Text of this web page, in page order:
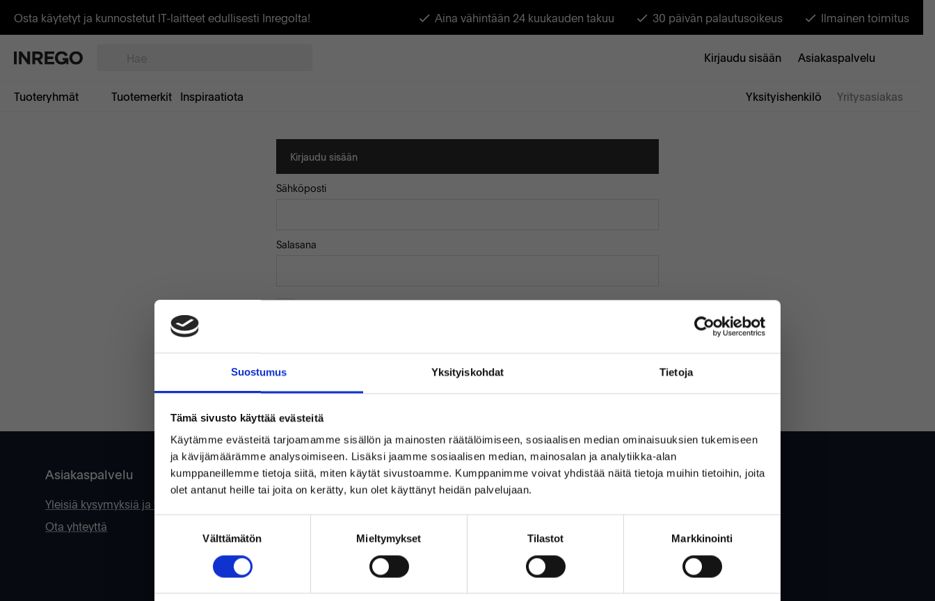
Suostumus Yksityiskohdat Tietoja
Tämä sivusto käyttää evästeitä
Käytämme evästeitä tarjoamamme sisällön ja mainosten räätälöimiseen, sosiaalisen median ominaisuuksien tukemiseen
ja kävijämäärämme analysoimiseen. Lisäksi jaamme sosiaalisen median, mainosalan ja analytiikka-alan
kumppaneillemme tietoja siitä, miten käytät sivustoamme. Kumppanimme voivat yhdistää näitä tietoja muihin tietoihin, joita
olet antanut heille tai joita on kerätty, kun olet käyttänyt heidän palvelujaan.
Välttämätön Mieltymykset Tilastot Markkinointi
Osta käytetyt ja kunnostetut IT-laitteet edullisesti Inregolta! Aina vähintään 24 kuukauden takuu 30 päivän palautusoikeus Ilmainen toimitus
Kirjaudu sisään Asiakaspalvelu
Tuoteryhmät Tuotemerkit Inspiraatiota Yksityishenkilö Yritysasiakas
Kirjaudu sisään
Sähköposti
Salasana
Asiakaspalvelu
Yleisiä kysymyksiä ja vastauksia
Ota yhteyttä
Verkkokauppa
Käyttäjäehdot
Evästeet & Tietosuojakäytäntö
Tervetuloa Inregon verkkokauppaan!
Oletko yksityishenkilö vai yritysasiakas?
(Sisältää alvin) (Ilman alvia)